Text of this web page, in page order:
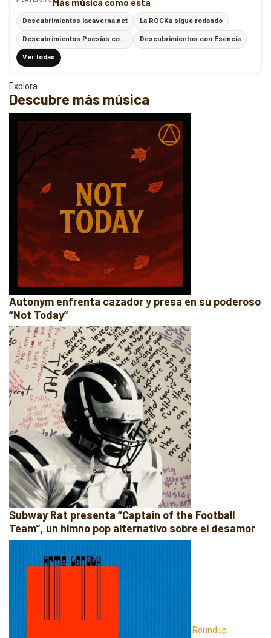
Más música como esta
Descubrimientos lacaverna.net La ROCKa sigue rodando
Descubrimientos Poesías con Ritmo Descubrimientos con Esencia
Ver todas
Explora
Descubre más música
Autonym enfrenta cazador y presa en su poderoso
“Not Today”
Subway Rat presenta “Captain of the Football
Team”, un himno pop alternativo sobre el desamor
Roundup